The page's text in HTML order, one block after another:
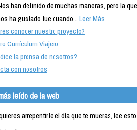
han definido de muchas maneras, pero la que
ha gustado fue cuando...Leer Más
conocer nuestro proyecto?
Currículum Viajero
la prensa de nosotros?
con nosotros
leído de la web
arrepentirte el día que te mueras, lee esto